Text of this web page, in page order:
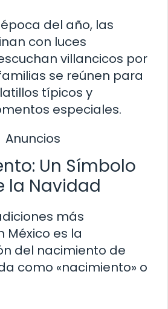
del año, las
con luces
villancicos por
se reúnen para
típicos y
especiales.
Anuncios
Un Símbolo
la Navidad
más
México es la
del nacimiento de
como «nacimiento» o